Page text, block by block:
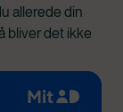
allerede din
bliver det ikke